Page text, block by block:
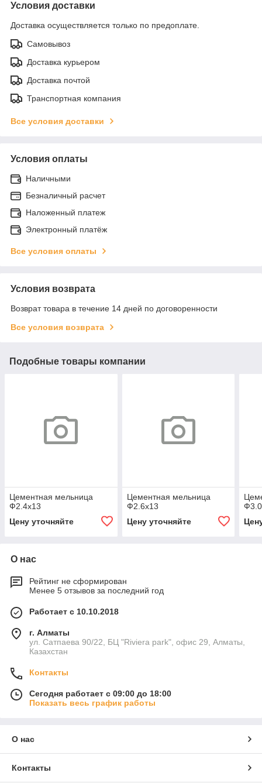
Условия доставки
Доставка осуществляется только по предоплате.
Самовывоз
Доставка курьером
Доставка почтой
Транспортная компания
Все условия доставки
Условия оплаты
Наличными
Безналичный расчет
Наложенный платеж
Электронный платёж
Все условия оплаты
Условия возврата
Возврат товара в течение 14 дней по договоренности
Все условия возврата
Подобные товары компании
Цементная мельница
Ф2.4x13
Цену уточняйте
Цементная мельница
Ф2.6x13
Цену уточняйте
О нас
Рейтинг не сформирован
Менее 5 отзывов за последний год
Работает с 10.10.2018
г. Алматы
ул. Сатпаева 90/22, БЦ "Riviera park", офис 29, Алматы,
Казахстан
Контакты
Сегодня работает с 09:00 до 18:00
Показать весь график работы
О нас
Контакты